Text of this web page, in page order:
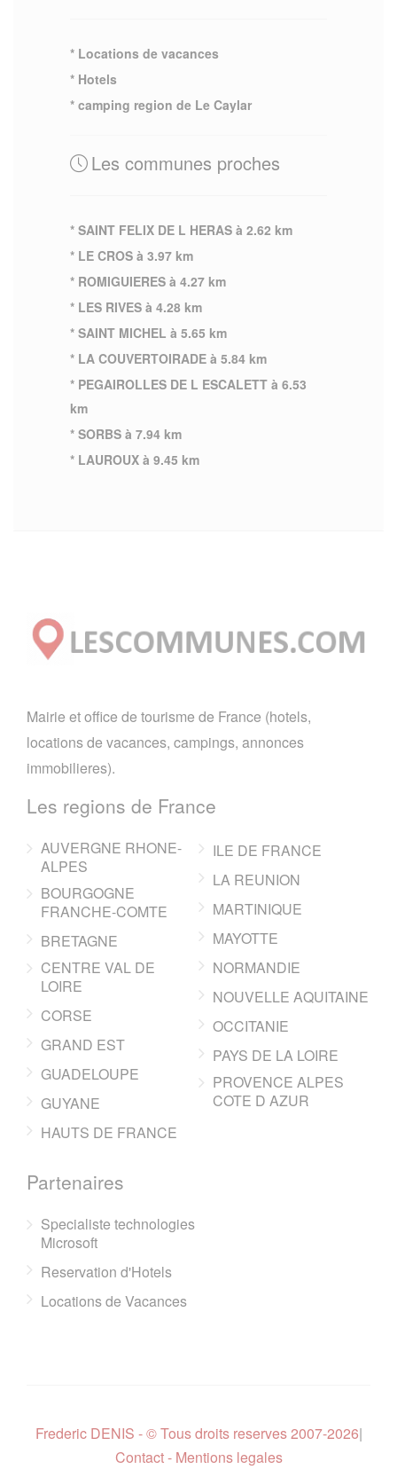
* Locations de vacances
* Hotels
* camping region de Le Caylar
Les communes proches
* SAINT FELIX DE L HERAS à 2.62 km
* LE CROS à 3.97 km
* ROMIGUIERES à 4.27 km
* LES RIVES à 4.28 km
* SAINT MICHEL à 5.65 km
* LA COUVERTOIRADE à 5.84 km
* PEGAIROLLES DE L ESCALETT à 6.53
km
* SORBS à 7.94 km
* LAUROUX à 9.45 km
Mairie et office de tourisme de France (hotels,
locations de vacances, campings, annonces
immobilieres).
Les regions de France
AUVERGNE RHONE-
ALPES
BOURGOGNE
FRANCHE-COMTE
BRETAGNE
CENTRE VAL DE
LOIRE
CORSE
GRAND EST
GUADELOUPE
GUYANE
HAUTS DE FRANCE
ILE DE FRANCE
LA REUNION
MARTINIQUE
MAYOTTE
NORMANDIE
NOUVELLE AQUITAINE
OCCITANIE
PAYS DE LA LOIRE
PROVENCE ALPES
COTE D AZUR
Partenaires
Specialiste technologies
Microsoft
Reservation d'Hotels
Locations de Vacances
Frederic DENIS - © Tous droits reserves 2007-2026|
Contact - Mentions legales